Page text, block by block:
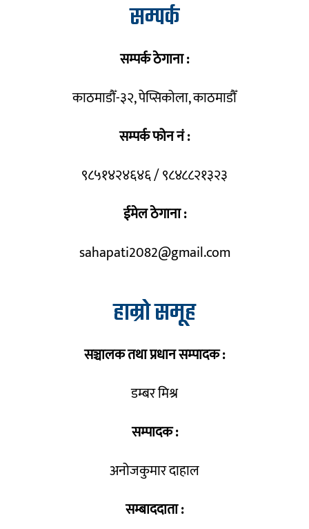
सम्पर्क
सम्पर्क ठेगाना :
काठमाडौँ-३२, पेप्सिकोला, काठमाडौँ
सम्पर्क फोन नं :
९८५१४२४६४६ / ९८४८८२१३२३
ईमेल ठेगाना :
sahapati2082@gmail.com
हाम्रो समूह
सञ्चालक तथा प्रधान सम्पादक :
डम्बर मिश्र
सम्पादक :
अनोजकुमार दाहाल
सम्बाददाता :